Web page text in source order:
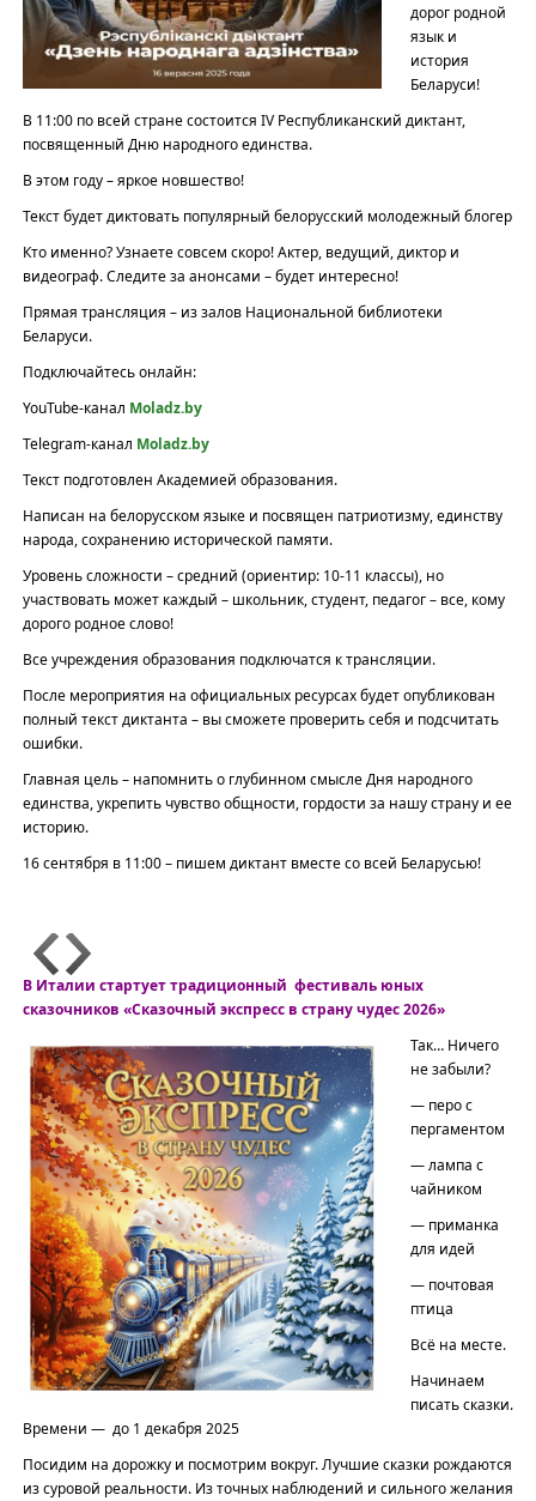
дорог родной
язык и
история
Беларуси!
В 11:00 по всей стране состоится IV Республиканский диктант,
посвященный Дню народного единства.
В этом году – яркое новшество!
Текст будет диктовать популярный белорусский молодежный блогер
Кто именно? Узнаете совсем скоро! Актер, ведущий, диктор и
видеограф. Следите за анонсами – будет интересно!
Прямая трансляция – из залов Национальной библиотеки
Беларуси.
Подключайтесь онлайн:
YouTube-канал Moladz.by
Telegram-канал Moladz.by
Текст подготовлен Академией образования.
Написан на белорусском языке и посвящен патриотизму, единству
народа, сохранению исторической памяти.
Уровень сложности – средний (ориентир: 10-11 классы), но
участвовать может каждый – школьник, студент, педагог – все, кому
дорого родное слово!
Все учреждения образования подключатся к трансляции.
После мероприятия на официальных ресурсах будет опубликован
полный текст диктанта – вы сможете проверить себя и подсчитать
ошибки.
Главная цель – напомнить о глубинном смысле Дня народного
единства, укрепить чувство общности, гордости за нашу страну и ее
историю.
16 сентября в 11:00 – пишем диктант вместе со всей Беларусью!
В Италии стартует традиционный фестиваль юных
сказочников «Сказочный экспресс в страну чудес 2026»
Так… Ничего
не забыли?
— перо с
пергаментом
— лампа с
чайником
— приманка
для идей
— почтовая
птица
Всё на месте.
Начинаем
писать сказки.
Времени — до 1 декабря 2025
Посидим на дорожку и посмотрим вокруг. Лучшие сказки рождаются
из суровой реальности. Из точных наблюдений и сильного желания